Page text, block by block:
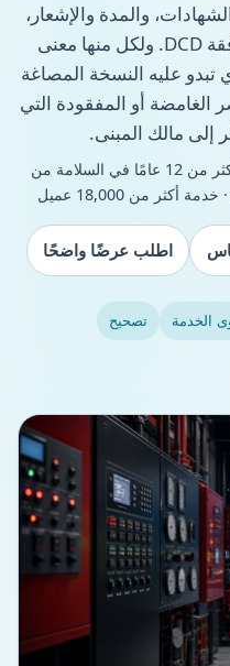
والمدة والإشعار،
والتعويض والتأمين، وتأكيد موافقة DCD. ولكل منها معنى
عليه النسخة المصاغة
أو المفقودة التي
إلى مالك المبنى.
· أكثر من 12 عامًا في السلامة من
من 18,000 عميل
اطلب عرضًا واضحًا
الخدمة
تصحيح